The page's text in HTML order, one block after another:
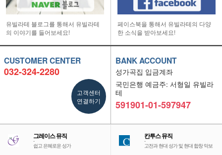
유빌라테 블로그를 통해서 유빌라테
의 이야기를 들어보세요!
페이스북을 통해서 유빌라테의 다양
한 소식을 받아보세요!
CUSTOMER CENTER
032-324-2280
고객센터
연결하기
BANK ACCOUNT
성가곡집 입금계좌
국민은행 예금주: 서형일 유빌라
테
591901-01-597947
그레이스 뮤직
-
쉽고 은혜로운 성가
칸투스 뮤직
-
고전과 현대 성가 및 현대 합창 악보